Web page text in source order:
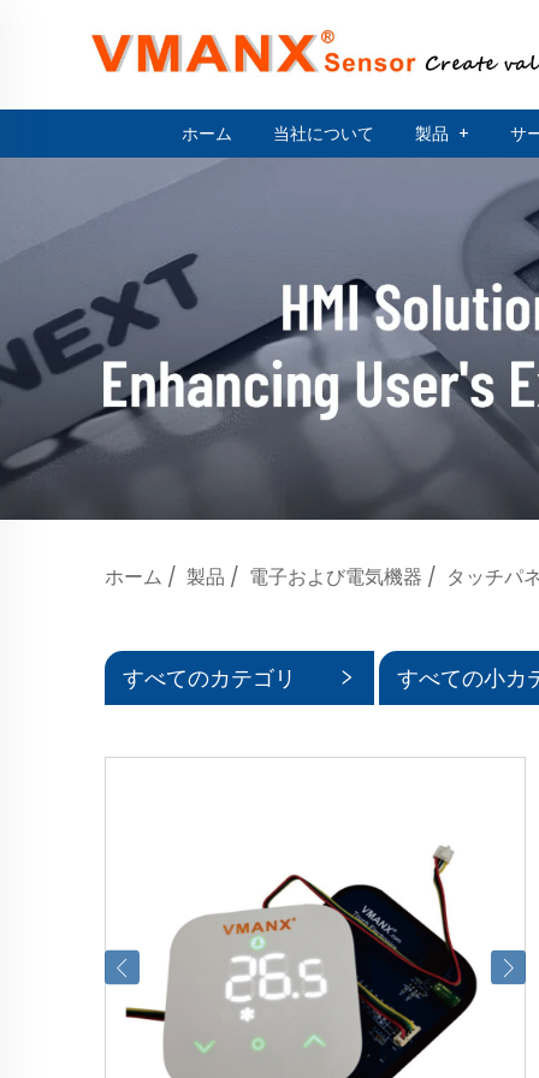
ホーム 当社について 製品 + サ
ホーム / 製品 / 電子および電気機器 / タッチパ
すべてのカテゴリ すべての小カ